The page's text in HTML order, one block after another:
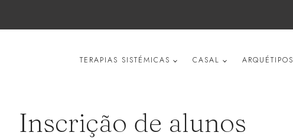
TERAPIAS SISTÉMICAS CASAL ARQUÉTIPOS
Inscrição de alunos